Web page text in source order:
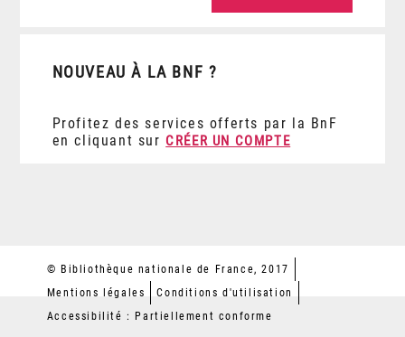
NOUVEAU À LA BNF ?
Profitez des services offerts par la BnF
en cliquant sur CRÉER UN COMPTE
© Bibliothèque nationale de France, 2017
Mentions légales
Conditions d'utilisation
Accessibilité : Partiellement conforme